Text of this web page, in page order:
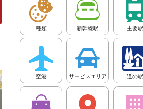
種類 新幹線駅 主要駅
空港 サービスエリア 道の駅